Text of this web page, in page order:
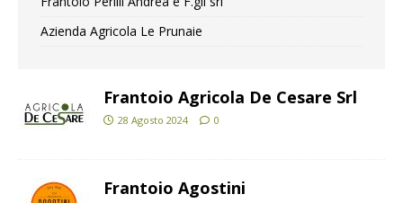
Azienda Agricola Le Prunaie
Frantoio Agricola De Cesare Srl
28 Agosto 2024 0
Frantoio Agostini